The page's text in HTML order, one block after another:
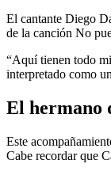
El cantante Diego
de la canción No
“Aquí tienen todo
interpretado como
El hermano
Este
Cabe recordar que